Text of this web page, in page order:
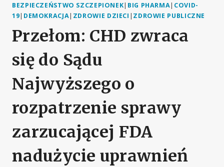
BEZPIECZEŃSTWO SZCZEPIONEK| BIG PHARMA| COVID-
19| DEMOKRACJA| ZDROWIE DZIECI | ZDROWIE PUBLICZNE
Przełom: CHD zwraca
się do Sądu
Najwyższego o
rozpatrzenie sprawy
zarzucającej FDA
nadużycie uprawnień